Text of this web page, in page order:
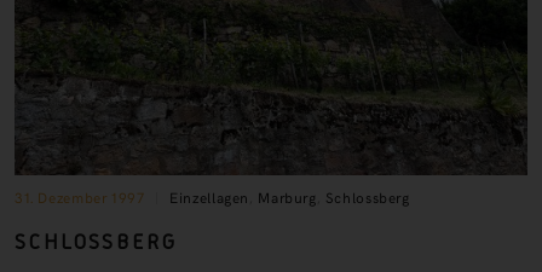
31. Dezember 1997 Einzellagen Marburg Schlossberg
SCHLOSSBERG